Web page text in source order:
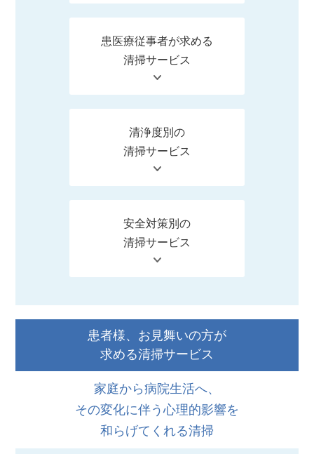
患医療従事者が求める
清掃サービス
清浄度別の
清掃サービス
安全対策別の
清掃サービス
患者様、お見舞いの方が
求める清掃サービス
家庭から病院生活へ、
その変化に伴う心理的影響を
和らげてくれる清掃